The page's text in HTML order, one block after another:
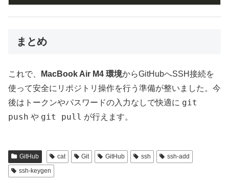
まとめ
これで、 MacBook Air M4 環境からGitHubへSSH接続を
使って安全にリポジトリ操作を行う準備が整いました。今
後はトークンやパスワードの入力なしで快適に git
push や git pull が行えます。
GitHub cat Git GitHub ssh
ssh-add
ssh-keygen